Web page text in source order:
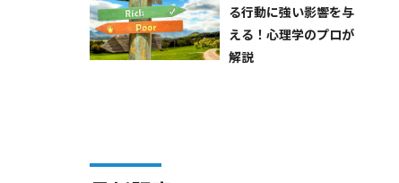
る行動に強い影響を与
える！心理学のプロが
解説